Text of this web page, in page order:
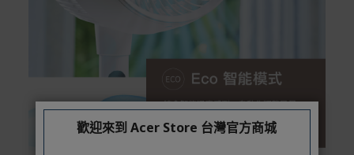
歡迎來到 Acer Store 台灣官方商城